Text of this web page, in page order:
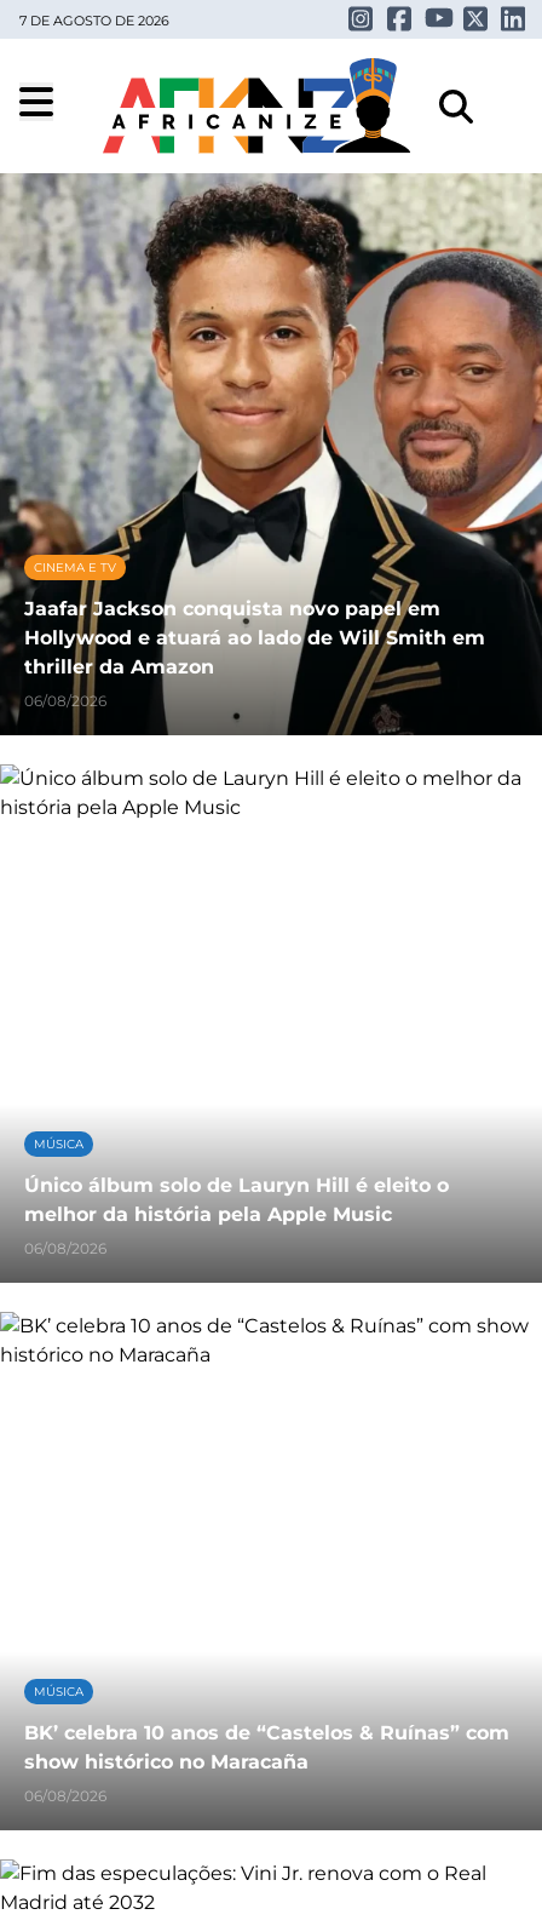
7 DE AGOSTO DE 2026
CINEMA E TV
Jaafar Jackson conquista novo papel em
Hollywood e atuará ao lado de Will Smith em
thriller da Amazon
06/08/2026
MÚSICA
Único álbum solo de Lauryn Hill é eleito o
melhor da história pela Apple Music
06/08/2026
MÚSICA
BK’ celebra 10 anos de “Castelos & Ruínas” com
show histórico no Maracaña
06/08/2026